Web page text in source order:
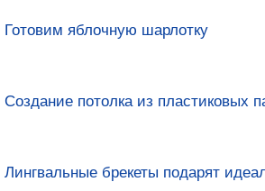
Готовим яблочную шарлотку
Создание потолка из пластиковых
Лингвальные брекеты подарят